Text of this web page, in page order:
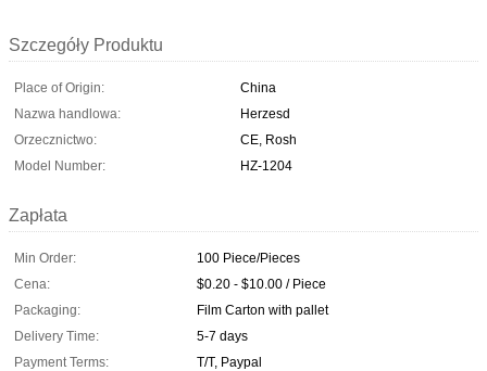
Szczegóły Produktu
Place of Origin:
China
Nazwa handlowa:
Herzesd
Orzecznictwo:
CE, Rosh
Model Number:
HZ-1204
Zapłata
Min Order:
100 Piece/Pieces
Cena:
$0.20 - $10.00 / Piece
Packaging:
Film Carton with pallet
Delivery Time:
5-7 days
Payment Terms:
T/T, Paypal